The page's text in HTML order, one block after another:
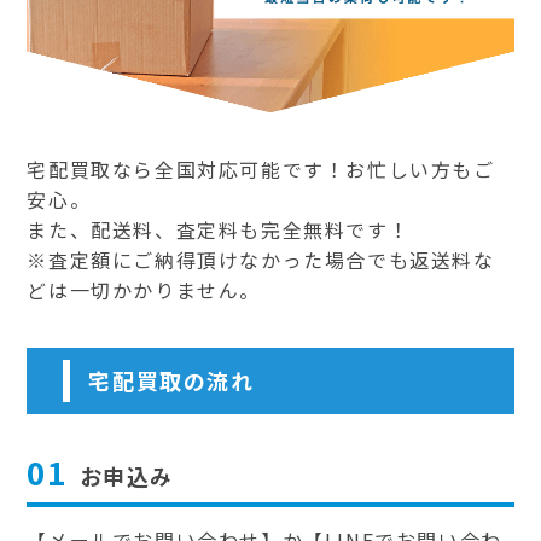
宅配買取なら全国対応可能です！お忙しい方もご
安心。
また、配送料、査定料も完全無料です！
※査定額にご納得頂けなかった場合でも返送料な
どは一切かかりません。
宅配買取の流れ
01 お申込み